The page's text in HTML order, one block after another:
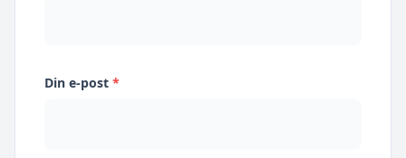
Din e-post *